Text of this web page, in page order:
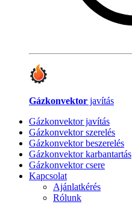
Gázkonvektor javítás
Gázkonvektor javítás
Gázkonvektor szerelés
Gázkonvektor beszerelés
Gázkonvektor karbantartás
Gázkonvektor csere
Kapcsolat
Ajánlatkérés
Rólunk